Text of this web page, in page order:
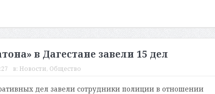
в Дагестане завели 15 дел
в: Новости, Общество
дел завели сотрудники полиции в отношении